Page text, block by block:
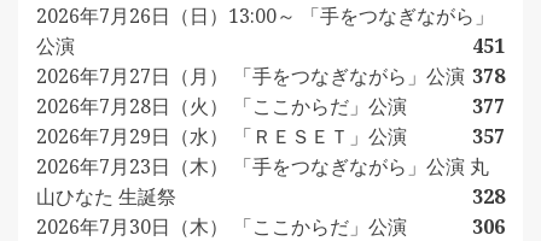
2026年7月26日（日）13:00～ 「手をつなぎながら」
公演
451
2026年7月27日（月） 「手をつなぎながら」公演 378
2026年7月28日（火） 「ここからだ」公演
377
2026年7月29日（水） 「ＲＥＳＥＴ」公演
357
2026年7月23日（木） 「手をつなぎながら」公演 丸
山ひなた 生誕祭
328
2026年7月30日（木） 「ここからだ」公演
306